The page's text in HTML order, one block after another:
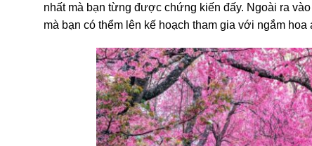
nhất mà bạn từng được chứng kiến đấy. Ngoài ra
mà bạn có thểm lên kế hoạch tham gia với ngắm hoa